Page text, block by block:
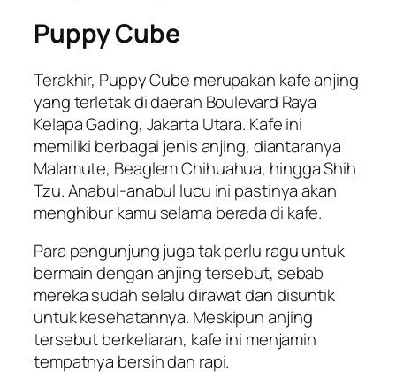
Puppy Cube
Terakhir, Puppy Cube merupakan kafe anjing
yang terletak di daerah Boulevard Raya
Kelapa Gading, Jakarta Utara. Kafe ini
memiliki berbagai jenis anjing, diantaranya
Malamute, Beaglem Chihuahua, hingga Shih
Tzu. Anabul-anabul lucu ini pastinya akan
menghibur kamu selama berada di kafe.
Para pengunjung juga tak perlu ragu untuk
bermain dengan anjing tersebut, sebab
mereka sudah selalu dirawat dan disuntik
untuk kesehatannya. Meskipun anjing
tersebut berkeliaran, kafe ini menjamin
tempatnya bersih dan rapi.